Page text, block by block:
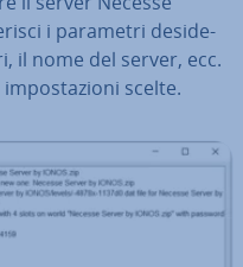
i parametri de­si­de­
il nome del server, ecc.
scelte.